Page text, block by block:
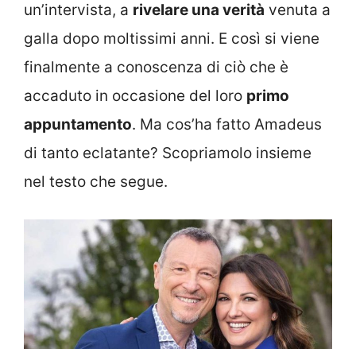
un’intervista, a rivelare una verità venuta a
galla dopo moltissimi anni. E così si viene
finalmente a conoscenza di ciò che è
accaduto in occasione del loro primo
appuntamento. Ma cos’ha fatto Amadeus
di tanto eclatante? Scopriamolo insieme
nel testo che segue.